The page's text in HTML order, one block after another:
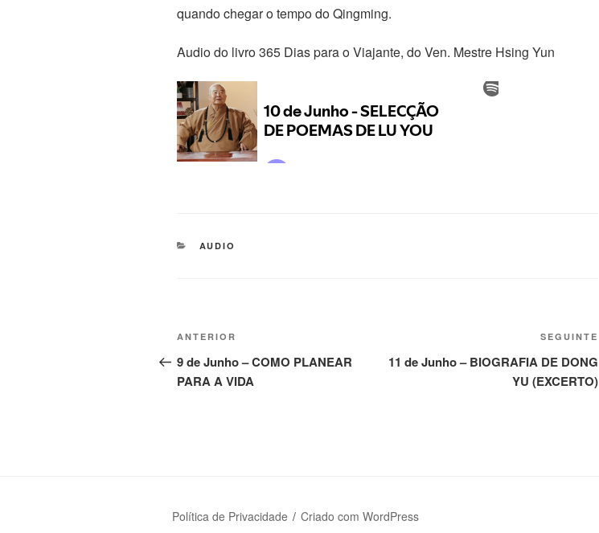
quando chegar o tempo do Qingming.
Audio do livro 365 Dias para o Viajante, do Ven. Mestre Hsing Yun
AUDIO
ANTERIOR
9 de Junho – COMO PLANEAR
PARA A VIDA
SEGUINTE
11 de Junho – BIOGRAFIA DE DONG
YU (EXCERTO)
Política de Privacidade Criado com WordPress